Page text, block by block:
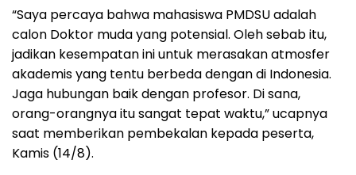
“Saya percaya bahwa mahasiswa PMDSU adalah
calon Doktor muda yang potensial. Oleh sebab itu,
jadikan kesempatan ini untuk merasakan atmosfer
akademis yang tentu berbeda dengan di Indonesia.
Jaga hubungan baik dengan profesor. Di sana,
orang-orangnya itu sangat tepat waktu,” ucapnya
saat memberikan pembekalan kepada peserta,
Kamis (14/8).